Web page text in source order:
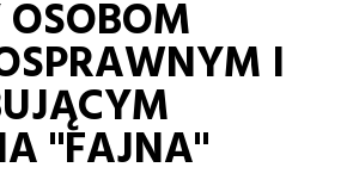
I
"FAJNA"